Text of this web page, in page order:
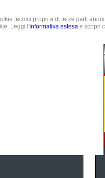
tecnici propri e di terze parti
Leggi l'informativa estesa e scopri